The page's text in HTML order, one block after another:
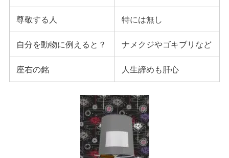
尊敬する人 特には無し
自分を動物に例えると？ ナメクジやゴキブリなど
座右の銘 人生諦めも肝心